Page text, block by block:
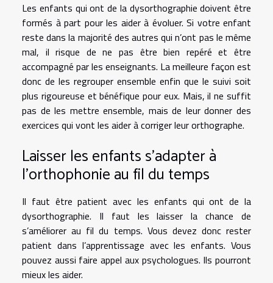
Les enfants qui ont de la dysorthographie doivent être
formés à part pour les aider à évoluer. Si votre enfant
reste dans la majorité des autres qui n’ont pas le même
mal, il risque de ne pas être bien repéré et être
accompagné par les enseignants. La meilleure façon est
donc de les regrouper ensemble enfin que le suivi soit
plus rigoureuse et bénéfique pour eux. Mais, il ne suffit
pas de les mettre ensemble, mais de leur donner des
exercices qui vont les aider à corriger leur orthographe.
Laisser les enfants s’adapter à
l’orthophonie au fil du temps
Il faut être patient avec les enfants qui ont de la
dysorthographie. Il faut les laisser la chance de
s’améliorer au fil du temps. Vous devez donc rester
patient dans l’apprentissage avec les enfants. Vous
pouvez aussi faire appel aux psychologues. Ils pourront
mieux les aider.